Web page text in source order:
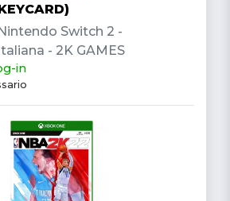
Switch 2 -
- 2K GAMES
in